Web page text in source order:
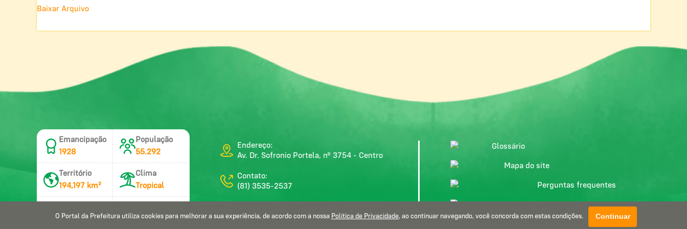
Baixar Arquivo
Emancipação
1928
População
55.292
Território
194,197 km²
Clima
Tropical
81
54803-000
Endereço:
Av. Dr. Sofronio Portela, nº 3754 - Centro
Contato:
(81) 3535-2537
gabinete@moreno.pe.gov.br
Glossário
Mapa do site
Perguntas frequentes
Manual de navegação
Política de privacidade
O Portal da Prefeitura utiliza cookies para melhorar a sua experiência, de acordo com a nossa Política de Privacidade, ao continuar navegando, você concorda com estas condições. Continuar